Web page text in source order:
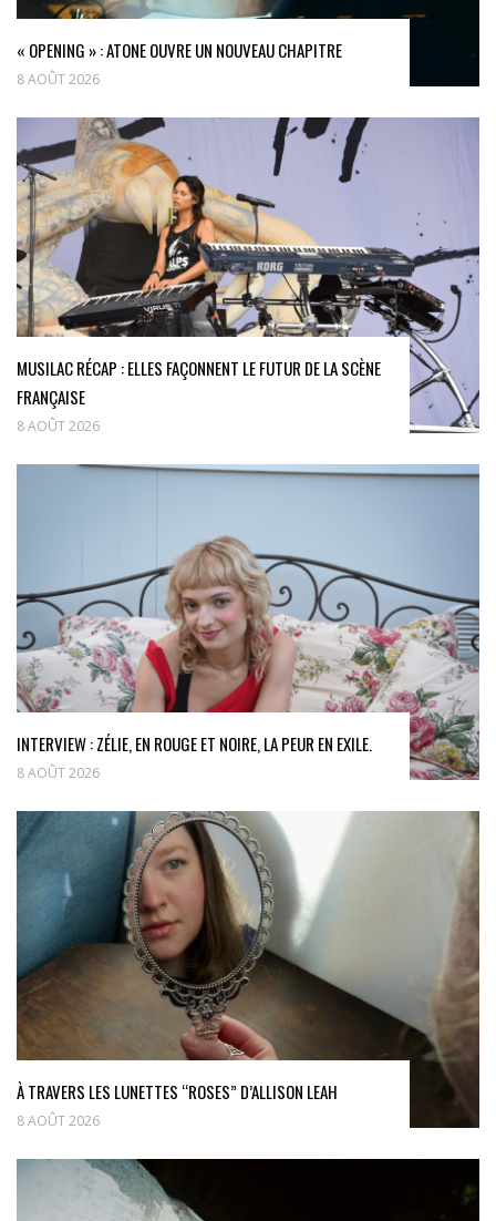
« OPENING » : ATONE OUVRE UN NOUVEAU CHAPITRE
8 AOÛT 2026
MUSILAC RÉCAP : ELLES FAÇONNENT LE FUTUR DE LA SCÈNE
FRANÇAISE
8 AOÛT 2026
INTERVIEW : ZÉLIE, EN ROUGE ET NOIRE, LA PEUR EN EXILE.
8 AOÛT 2026
À TRAVERS LES LUNETTES “ROSES” D’ALLISON LEAH
8 AOÛT 2026